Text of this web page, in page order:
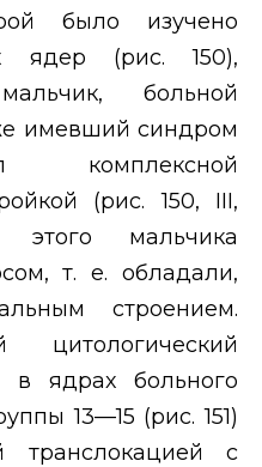
было изучено
ядер (рис. 150),
больной
имевший синдром
комплексной
(рис. 150, III,
мальчика
т. е. обладали,
строением.
в ядрах больного
13—15 (рис. 151)
транслокацией с